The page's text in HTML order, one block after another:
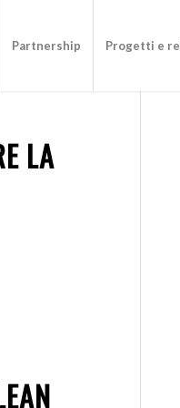
Partnership Progetti e
LA